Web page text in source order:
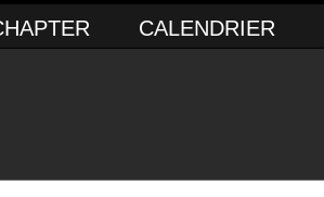
CALENDRIER